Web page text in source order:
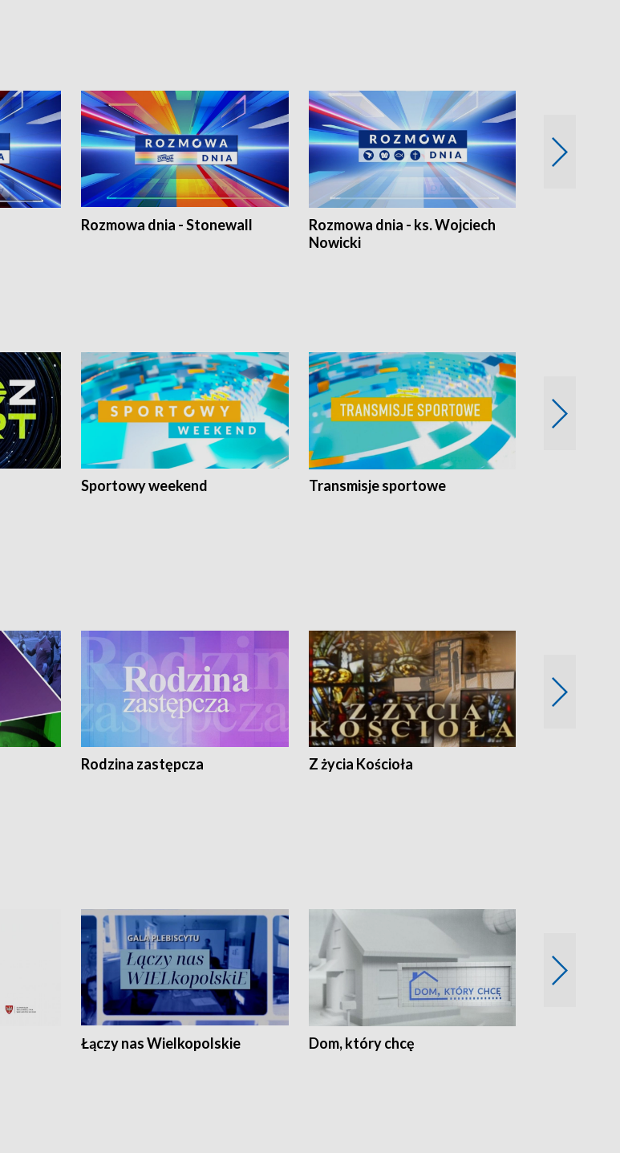
Rozmowa dnia - Stonewall
Rozmowa dnia - ks. Wojciech
Nowicki
Sportowy weekend Transmisje sportowe
Rodzina zastępcza Z życia Kościoła
Łączy nas Wielkopolskie Dom, który chcę